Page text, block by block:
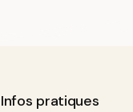
Infos pratiques